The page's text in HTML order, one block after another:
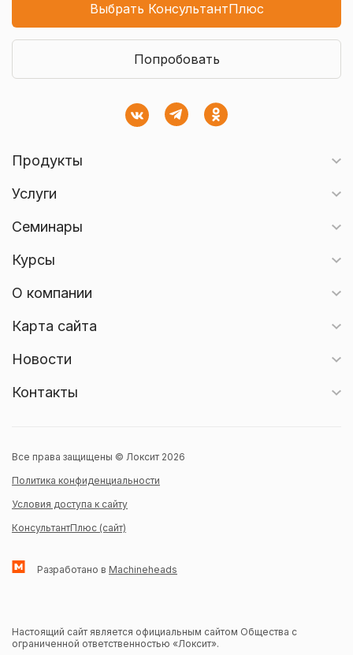
Выбрать КонсультантПлюс
Попробовать
Продукты
Услуги
Семинары
Курсы
О компании
Карта сайта
Новости
Контакты
Все права защищены © Локсит 2026
Политика конфиденциальности
Условия доступа к сайту
КонсультантПлюс (сайт)
Разработано в Machineheads
Настоящий сайт является официальным сайтом Общества с
ограниченной ответственностью «Локсит».